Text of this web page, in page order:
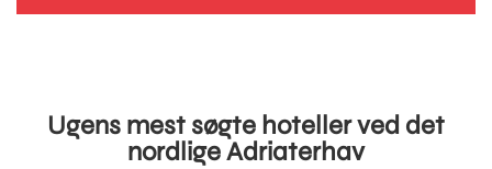
Ugens mest søgte hoteller ved det
nordlige Adriaterhav